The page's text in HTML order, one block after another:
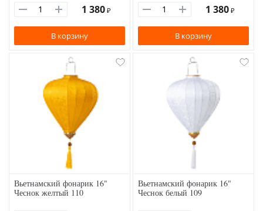
1 380 ₽
В корзину
1 380 ₽
В корзину
Вьетнамский фонарик 16"
Чеснок желтый 110
Вьетнамский фонарик 16"
Чеснок белый 109